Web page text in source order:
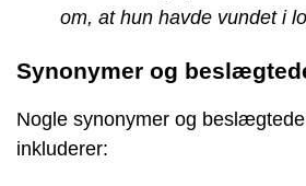
om, at hun havde vundet i
Synonymer og
Nogle synonymer og
inkluderer: